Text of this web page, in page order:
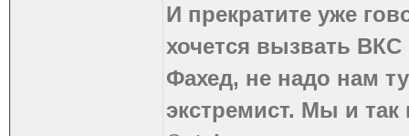
И прекратите уже
хочется вызвать
Фахед, не надо нам
экстремист. Мы и